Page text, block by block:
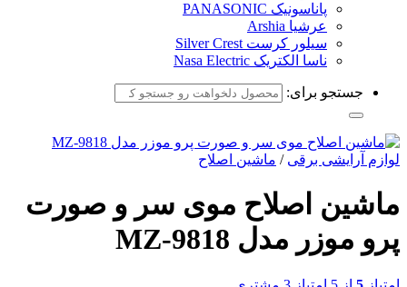
پاناسونیک PANASONIC
عرشیا Arshia
سیلور کرست Silver Crest
ناسا الکتریک Nasa Electric
جستجو برای:
لوازم آرایشی برقی / ماشین اصلاح
ماشین اصلاح موی سر و صورت
پرو موزر مدل MZ-9818